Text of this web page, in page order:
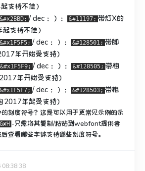
支持不佳）
&#x2BBD; / dec ：）： &#11197; 带灯X的
支持不佳）
&#x1F5F5; / dec ：）： &#128501; 带脚
年开始受支持）
&#x1F5F9; / dec ：）： &#128505; 带粗
年开始受支持）
&#x1F5F7; / dec ：）： &#128503; 带粗
2017年起受支持）
刻度符号？ 这是可以用于更常见示例的示
-只需将其复制/粘贴到webfont提供者
查看哪些字体支持哪些刻度符号。
08:38:38